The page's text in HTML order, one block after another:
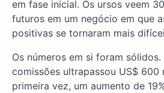
em fase inicial. Os ursos veem
futuros em um negócio em que
positivas se tornaram mais
Os números em si foram
comissões ultrapassou US$ 600
primeira vez, um aumento de